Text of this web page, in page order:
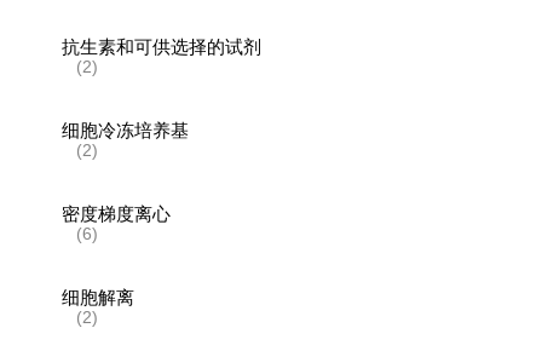
抗生素和可供选择的试剂
(2)
细胞冷冻培养基
(2)
密度梯度离心
(6)
细胞解离
(2)